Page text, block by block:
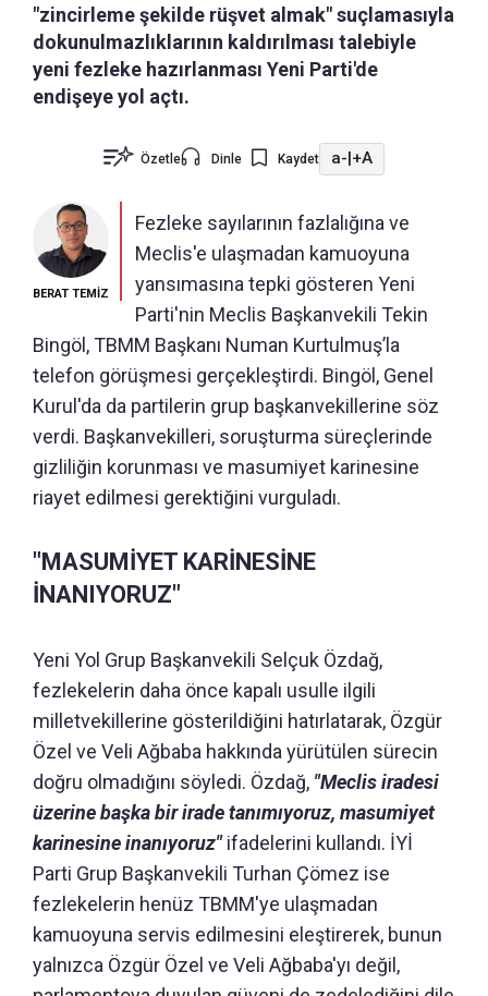
"zincirleme şekilde rüşvet almak" suçlamasıyla
dokunulmazlıklarının kaldırılması talebiyle
yeni fezleke hazırlanması Yeni Parti'de
endişeye yol açtı.
Özetle Dinle Kaydet a-|+A
BERAT TEMİZ
Fezleke sayılarının fazlalığına ve
Meclis'e ulaşmadan kamuoyuna
yansımasına tepki gösteren Yeni
Parti'nin Meclis Başkanvekili Tekin
Bingöl, TBMM Başkanı Numan Kurtulmuş’la
telefon görüşmesi gerçekleştirdi. Bingöl, Genel
Kurul'da da partilerin grup başkanvekillerine söz
verdi. Başkanvekilleri, soruşturma süreçlerinde
gizliliğin korunması ve masumiyet karinesine
riayet edilmesi gerektiğini vurguladı.
"MASUMİYET KARİNESİNE
İNANIYORUZ"
Yeni Yol Grup Başkanvekili Selçuk Özdağ,
fezlekelerin daha önce kapalı usulle ilgili
milletvekillerine gösterildiğini hatırlatarak, Özgür
Özel ve Veli Ağbaba hakkında yürütülen sürecin
doğru olmadığını söyledi. Özdağ, "Meclis iradesi
üzerine başka bir irade tanımıyoruz, masumiyet
karinesine inanıyoruz"ifadelerini kullandı. İYİ
Parti Grup Başkanvekili Turhan Çömez ise
fezlekelerin henüz TBMM'ye ulaşmadan
kamuoyuna servis edilmesini eleştirerek, bunun
yalnızca Özgür Özel ve Veli Ağbaba'yı değil,